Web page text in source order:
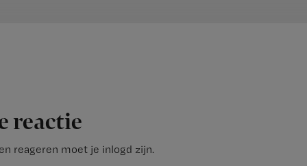
reactie
reageren moet je inlogd zijn.